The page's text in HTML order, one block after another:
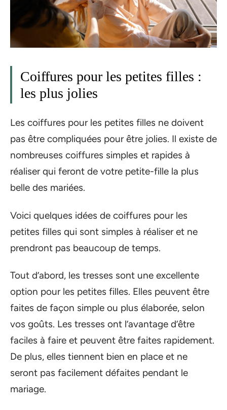
Coiffures pour les petites filles :
les plus jolies
Les coiffures pour les petites filles ne doivent
pas être compliquées pour être jolies. Il existe de
nombreuses coiffures simples et rapides à
réaliser qui feront de votre petite-fille la plus
belle des mariées.
Voici quelques idées de coiffures pour les
petites filles qui sont simples à réaliser et ne
prendront pas beaucoup de temps.
Tout d’abord, les tresses sont une excellente
option pour les petites filles. Elles peuvent être
faites de façon simple ou plus élaborée, selon
vos goûts. Les tresses ont l’avantage d’être
faciles à faire et peuvent être faites rapidement.
De plus, elles tiennent bien en place et ne
seront pas facilement défaites pendant le
mariage.